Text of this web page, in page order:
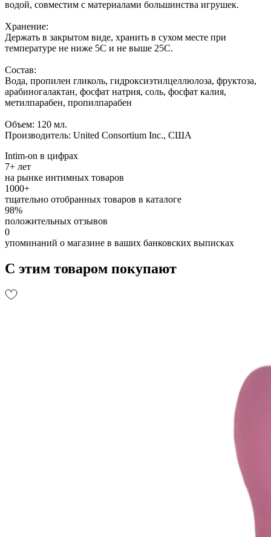
водой, совместим с материалами большинства игрушек.
Хранение:
Держать в закрытом виде, хранить в сухом месте при
температуре не ниже 5С и не выше 25С.
Состав:
Вода, пропилен гликоль, гидроксиэтилцеллюлоза, фруктоза,
арабиногалактан, фосфат натрия, соль, фосфат калия,
метилпарабен, пропилпарабен
Объем: 120 мл.
Производитель: United Consortium Inc., США
Intim-on в цифрах
7+ лет
на рынке интимных товаров
1000+
тщательно отобранных товаров в каталоге
98%
положительных отзывов
0
упоминаний о магазине в ваших банковских выписках
С этим товаром покупают